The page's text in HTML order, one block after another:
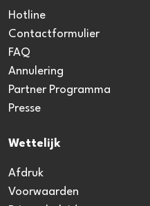
Hotline
Contactformulier
FAQ
Annulering
Partner Programma
Presse
Wettelijk
Afdruk
Voorwaarden